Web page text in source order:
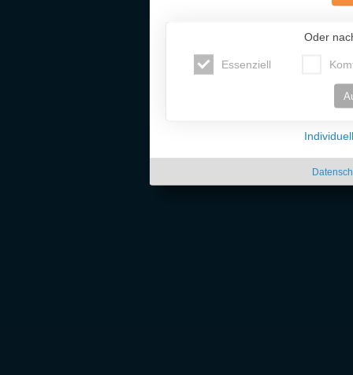
Oder
Essenziell